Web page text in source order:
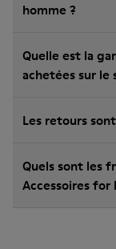
homme ?
Quelle est la
achetées sur le
Les retours
Quels sont les
Accessoires for